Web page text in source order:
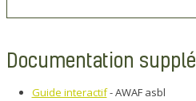
Documentation
Guide interactif- AWAF asbl